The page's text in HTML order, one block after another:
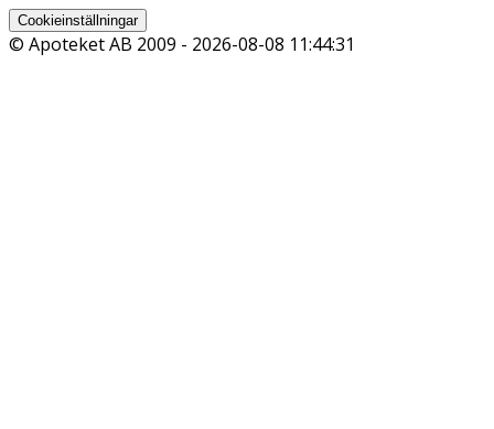
Cookieinställningar
© Apoteket AB 2009 - 2026-08-08 11:44:31